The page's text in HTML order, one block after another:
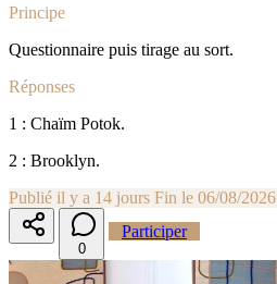
Principe
Questionnaire puis tirage au sort.
Réponses
1 : Chaïm Potok.
2 : Brooklyn.
Publié il y a 14 jours Fin le 06/08/2026
0
Participer